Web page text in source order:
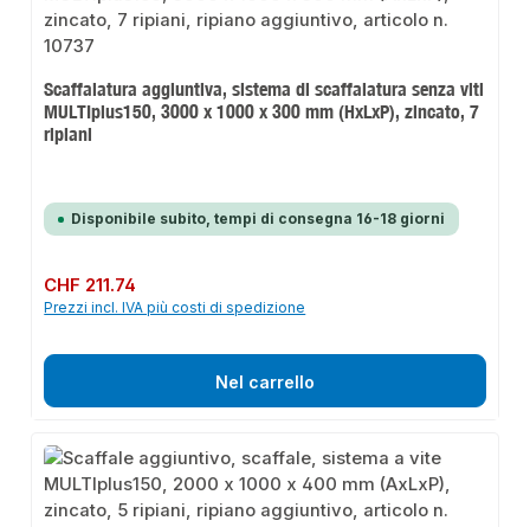
Scaffalatura aggiuntiva, sistema di scaffalatura senza viti
MULTIplus150, 3000 x 1000 x 300 mm (HxLxP), zincato, 7
ripiani
Disponibile subito, tempi di consegna 16-18 giorni
Prezzo normale:
CHF 211.74
Prezzi incl. IVA più costi di spedizione
Nel carrello